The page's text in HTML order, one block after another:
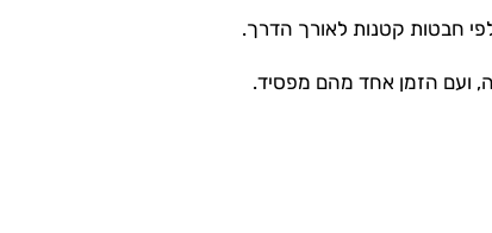
חבטות קטנות לאורך הדרך.
ועם הזמן אחד מהם מפסיד.